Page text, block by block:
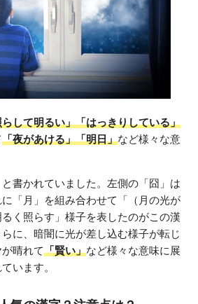
して明るい」「はっきりしている」
「夜があける」「明日」など様々な意
と書かれていました。左側の「囧」は
「月」を組み合わせて「（月の光が
く照らす」様子を表したのがこの漢
に、暗闇に光が差し込む様子が転じ
晴れて「賢い」など様々な意味に展
います。